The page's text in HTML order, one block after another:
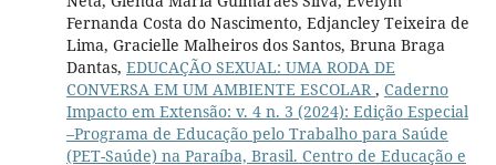
Fernanda Costa do Nascimento, Edjancley Teixeira de
Lima, Gracielle Malheiros dos Santos, Bruna Braga
Dantas, EDUCAÇÃO SEXUAL: UMA RODA DE
CONVERSA EM UM AMBIENTE ESCOLAR, Caderno
Impacto em Extensão: v. 4 n. 3 (2024): Edição Especial
–Programa de Educação pelo Trabalho para Saúde
(PET-Saúde) na Paraíba, Brasil. Centro de Educação e